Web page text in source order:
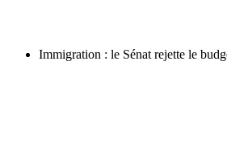
Immigration : le Sénat rejette le